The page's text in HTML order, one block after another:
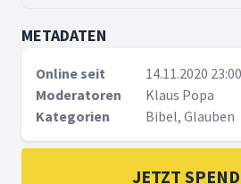
METADATEN
Online seit
14.11.2020 23:00
Moderatoren
Klaus Popa
Kategorien
Bibel, Glauben
JETZT